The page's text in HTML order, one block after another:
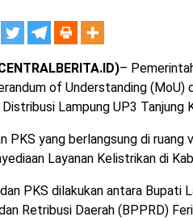
–
of Understanding (MoU)
Lampung UP3 Tanjung
PKS yang berlangsung di
Layanan Kelistrikan di
PKS dilakukan antara Bupati
Retribusi Daerah (BPPRD)